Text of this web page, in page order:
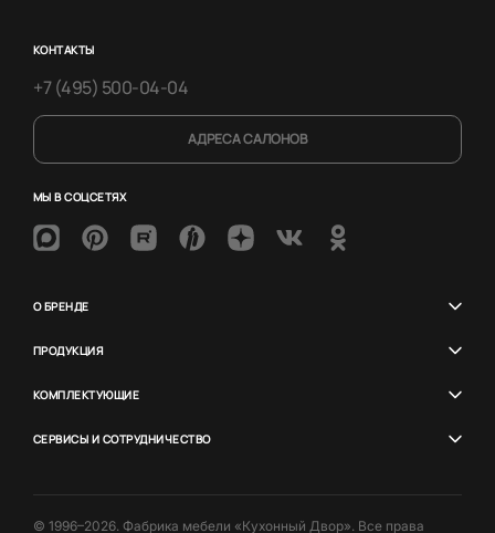
КОНТАКТЫ
+7 (495) 500-04-04
АДРЕСА САЛОНОВ
МЫ В СОЦСЕТЯХ
О БРЕНДЕ
ПРОДУКЦИЯ
КОМПЛЕКТУЮЩИЕ
СЕРВИСЫ И СОТРУДНИЧЕСТВО
© 1996–2026. Фабрика мебели «Кухонный Двор». Все права